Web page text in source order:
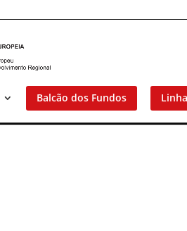
Balcão dos Fundos